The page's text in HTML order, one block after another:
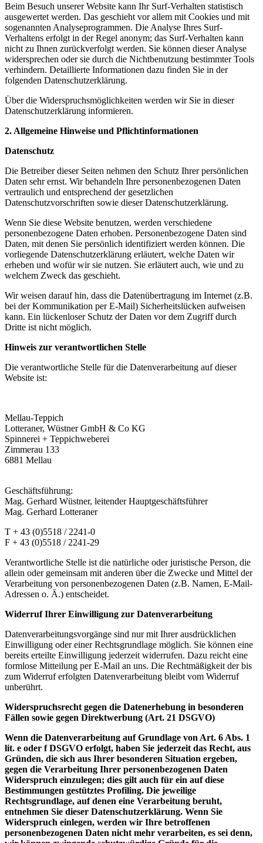
Beim Besuch unserer Website kann Ihr Surf-Verhalten statistisch
ausgewertet werden. Das geschieht vor allem mit Cookies und mit
sogenannten Analyseprogrammen. Die Analyse Ihres Surf-
Verhaltens erfolgt in der Regel anonym; das Surf-Verhalten kann
nicht zu Ihnen zurückverfolgt werden. Sie können dieser Analyse
widersprechen oder sie durch die Nichtbenutzung bestimmter Tools
verhindern. Detaillierte Informationen dazu finden Sie in der
folgenden Datenschutzerklärung.
Über die Widerspruchsmöglichkeiten werden wir Sie in dieser
Datenschutzerklärung informieren.
2. Allgemeine Hinweise und Pflichtinformationen
Datenschutz
Die Betreiber dieser Seiten nehmen den Schutz Ihrer persönlichen
Daten sehr ernst. Wir behandeln Ihre personenbezogenen Daten
vertraulich und entsprechend der gesetzlichen
Datenschutzvorschriften sowie dieser Datenschutzerklärung.
Wenn Sie diese Website benutzen, werden verschiedene
personenbezogene Daten erhoben. Personenbezogene Daten sind
Daten, mit denen Sie persönlich identifiziert werden können. Die
vorliegende Datenschutzerklärung erläutert, welche Daten wir
erheben und wofür wir sie nutzen. Sie erläutert auch, wie und zu
welchem Zweck das geschieht.
Wir weisen darauf hin, dass die Datenübertragung im Internet (z.B.
bei der Kommunikation per E-Mail) Sicherheitslücken aufweisen
kann. Ein lückenloser Schutz der Daten vor dem Zugriff durch
Dritte ist nicht möglich.
Hinweis zur verantwortlichen Stelle
Die verantwortliche Stelle für die Datenverarbeitung auf dieser
Website ist:
Mellau-Teppich
Lotteraner, Wüstner GmbH & Co KG
Spinnerei + Teppichweberei
Zimmerau 133
6881 Mellau
Geschäftsführung:
Mag. Gerhard Wüstner, leitender Hauptgeschäftsführer
Mag. Gerhard Lotteraner
T + 43 (0)5518 / 2241-0
F + 43 (0)5518 / 2241-29
Verantwortliche Stelle ist die natürliche oder juristische Person, die
allein oder gemeinsam mit anderen über die Zwecke und Mittel der
Verarbeitung von personenbezogenen Daten (z.B. Namen, E-Mail-
Adressen o. Ä.) entscheidet.
Widerruf Ihrer Einwilligung zur Datenverarbeitung
Datenverarbeitungsvorgänge sind nur mit Ihrer ausdrücklichen
Einwilligung oder einer Rechtsgrundlage möglich. Sie können eine
bereits erteilte Einwilligung jederzeit widerrufen. Dazu reicht eine
formlose Mitteilung per E-Mail an uns. Die Rechtmäßigkeit der bis
zum Widerruf erfolgten Datenverarbeitung bleibt vom Widerruf
unberührt.
Widerspruchsrecht gegen die Datenerhebung in besonderen
Fällen sowie gegen Direktwerbung (Art. 21 DSGVO)
Wenn die Datenverarbeitung auf Grundlage von Art. 6 Abs. 1
lit. e oder f DSGVO erfolgt, haben Sie jederzeit das Recht, aus
Gründen, die sich aus Ihrer besonderen Situation ergeben,
gegen die Verarbeitung Ihrer personenbezogenen Daten
Widerspruch einzulegen; dies gilt auch für ein auf diese
Bestimmungen gestütztes Profiling. Die jeweilige
Rechtsgrundlage, auf denen eine Verarbeitung beruht,
entnehmen Sie dieser Datenschutzerklärung. Wenn Sie
Widerspruch einlegen, werden wir Ihre betroffenen
personenbezogenen Daten nicht mehr verarbeiten, es sei denn,